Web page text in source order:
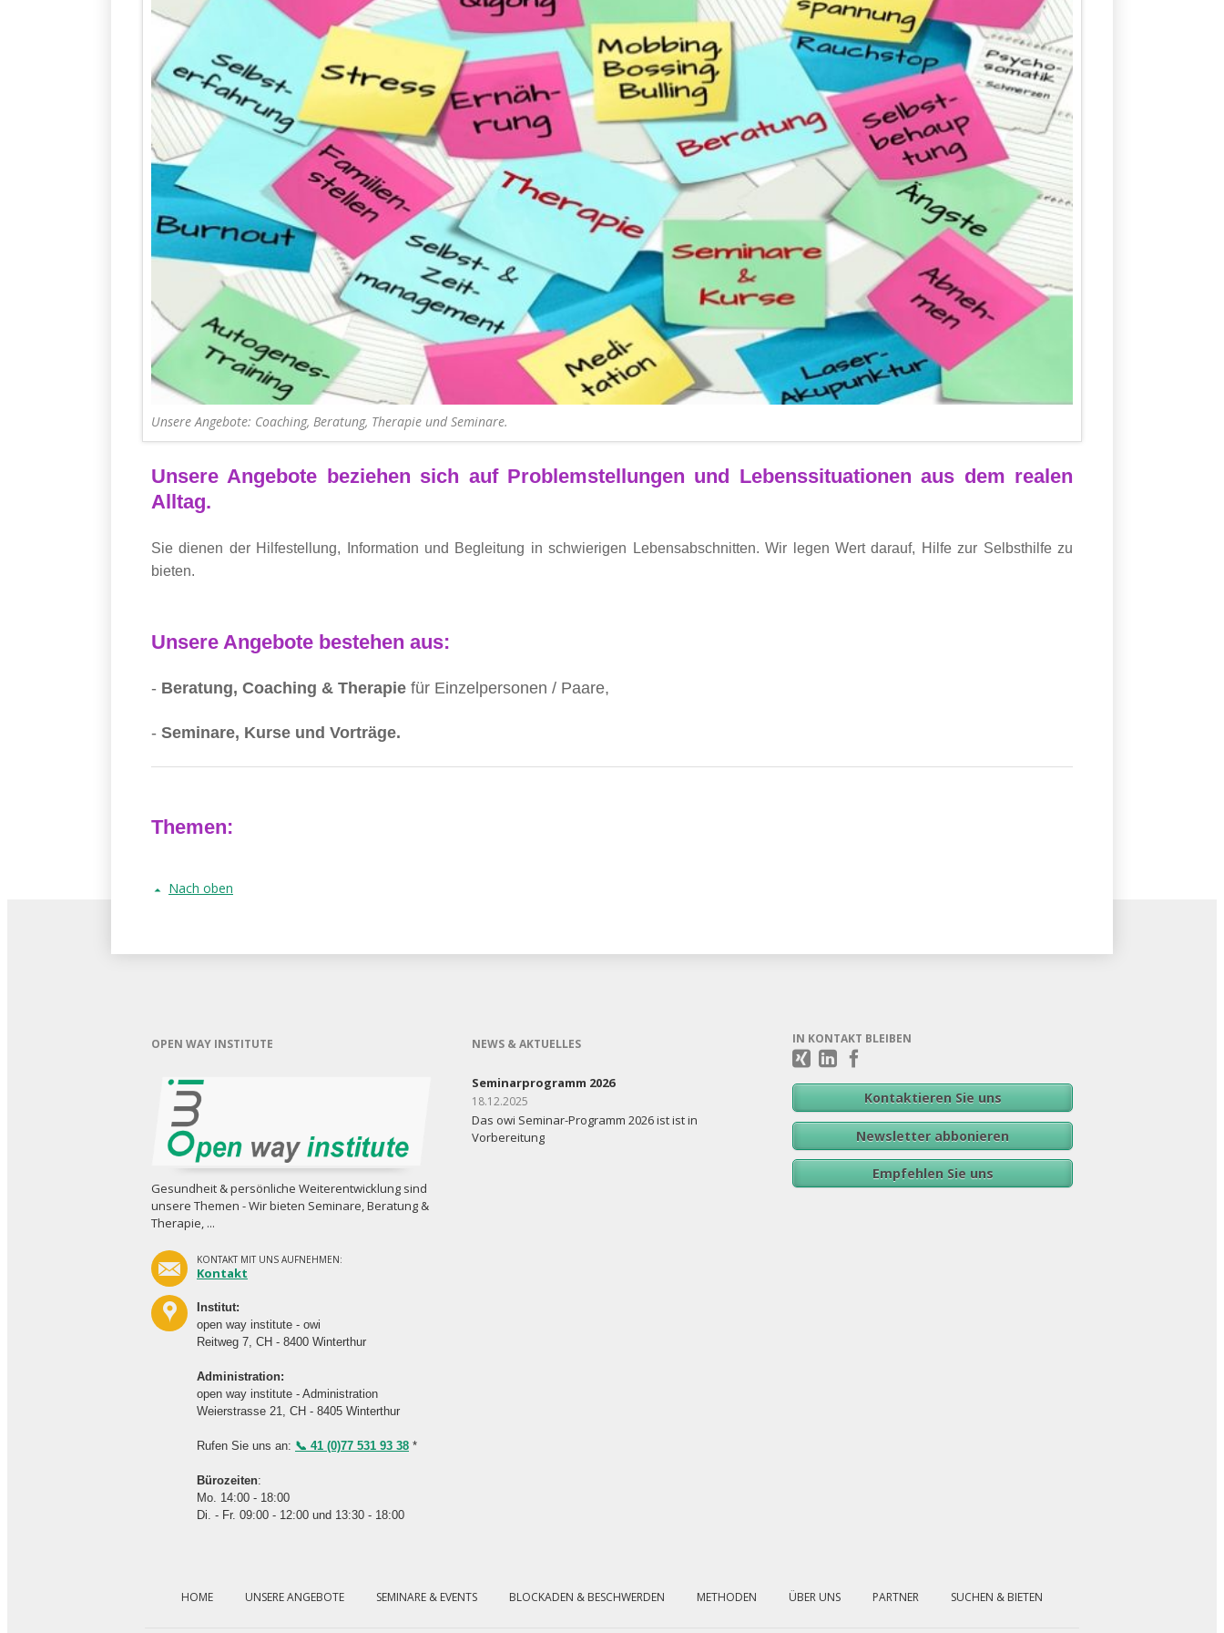
Unsere Angebote: Coaching, Beratung, Therapie und Seminare.
Unsere Angebote beziehen sich auf Problemstellun­gen und Lebenssituationen aus dem realen
Alltag.
Sie dienen der Hilfestellung, Information und Begleitung in schwierigen Lebensabschnitten. Wir legen Wert darauf, Hilfe zur Selbsthilfe zu
bieten.
Unsere Angebote bestehen aus:
- Beratung, Coaching & Therapie für Einzelpersonen / Paare,
- Seminare, Kurse und Vorträge.
Themen:
Nach oben
OPEN WAY INSTITUTE
Gesundheit & persönliche Weiterent­wicklung sind
unsere Themen - Wir bieten Seminare, Beratung &
Therapie, ...
KONTAKT MIT UNS AUFNEHMEN:
Kontakt
Institut:
open way institute - owi
Reitweg 7, CH - 8400 Winterthur
Administration:
open way institute - Administration
Weierstrasse 21, CH - 8405 Winterthur
Rufen Sie uns an: 📞 41 (0)77 531 93 38 *
Bürozeiten:
Mo. 14:00 - 18:00
Di. - Fr. 09:00 - 12:00 und 13:30 - 18:00
NEWS & AKTUELLES
Seminarprogramm 2026
18.12.2025
Das owi Seminar-Programm 2026 ist ist in
Vorbereitung
IN KONTAKT BLEIBEN
Kontaktieren Sie uns
Newsletter abbonieren
Empfehlen Sie uns
HOME UNSERE ANGEBOTE SEMINARE & EVENTS BLOCKADEN & BESCHWERDEN METHODEN ÜBER UNS PARTNER SUCHEN & BIETEN